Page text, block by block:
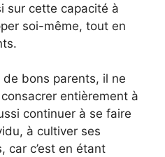
sur cette capacité à
soi-même, tout en
bons parents, il ne
entièrement à
continuer à se faire
à cultiver ses
car c’est en étant